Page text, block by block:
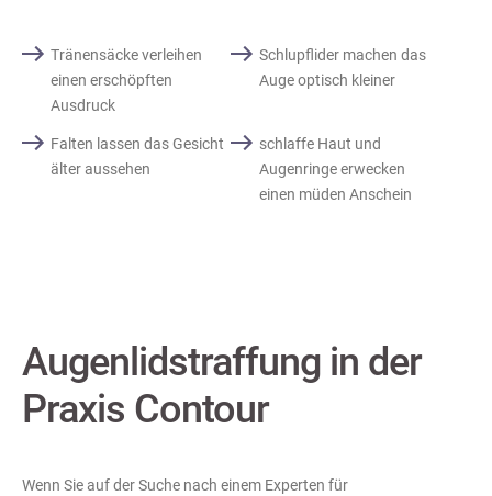
Tränensäcke verleihen
einen erschöpften
Ausdruck
Schlupflider machen das
Auge optisch kleiner
Falten lassen das Gesicht
älter aussehen
schlaffe Haut und
Augenringe erwecken
einen müden Anschein
Augenlidstraffung in der
Praxis Contour
Wenn Sie auf der Suche nach einem Experten für